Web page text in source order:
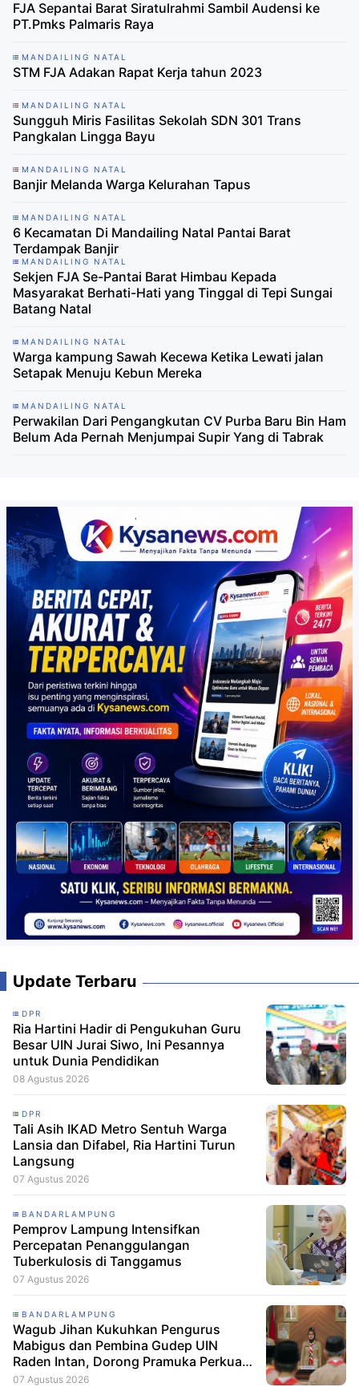
FJA Sepantai Barat Siratulrahmi Sambil Audensi ke
PT.Pmks Palmaris Raya
MANDAILING NATAL
STM FJA Adakan Rapat Kerja tahun 2023
MANDAILING NATAL
Sungguh Miris Fasilitas Sekolah SDN 301 Trans
Pangkalan Lingga Bayu
MANDAILING NATAL
Banjir Melanda Warga Kelurahan Tapus
MANDAILING NATAL
6 Kecamatan Di Mandailing Natal Pantai Barat
Terdampak Banjir
MANDAILING NATAL
Sekjen FJA Se-Pantai Barat Himbau Kepada
Masyarakat Berhati-Hati yang Tinggal di Tepi Sungai
Batang Natal
MANDAILING NATAL
Warga kampung Sawah Kecewa Ketika Lewati jalan
Setapak Menuju Kebun Mereka
MANDAILING NATAL
Perwakilan Dari Pengangkutan CV Purba Baru Bin Ham
Belum Ada Pernah Menjumpai Supir Yang di Tabrak
Update Terbaru
DPR
Ria Hartini Hadir di Pengukuhan Guru
Besar UIN Jurai Siwo, Ini Pesannya
untuk Dunia Pendidikan
08 Agustus 2026
DPR
Tali Asih IKAD Metro Sentuh Warga
Lansia dan Difabel, Ria Hartini Turun
Langsung
07 Agustus 2026
BANDARLAMPUNG
Pemprov Lampung Intensifkan
Percepatan Penanggulangan
Tuberkulosis di Tanggamus
07 Agustus 2026
BANDARLAMPUNG
Wagub Jihan Kukuhkan Pengurus
Mabigus dan Pembina Gudep UIN
Raden Intan, Dorong Pramuka Perkuat
Karakter Generasi Muda
07 Agustus 2026